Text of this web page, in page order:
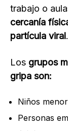
trabajo o
cercanía
partícula viral.
Los grupos
gripa son:
Niños
Personas